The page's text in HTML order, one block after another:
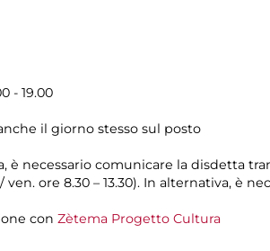
- 19.00
il giorno stesso sul posto
è necessario comunicare la disdetta
ven. ore 8.30 – 13.30). In alternativa, è
con Zètema Progetto Cultura